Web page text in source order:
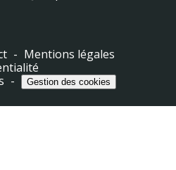
Mentions légales
Gestion des cookies